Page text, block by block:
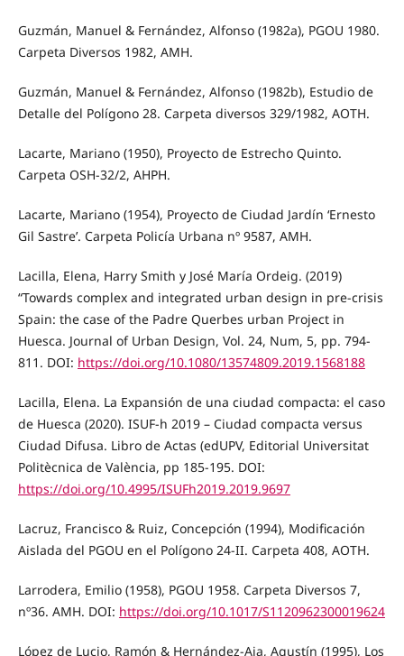
Guzmán, Manuel & Fernández, Alfonso (1982a), PGOU 1980.
Carpeta Diversos 1982, AMH.
Guzmán, Manuel & Fernández, Alfonso (1982b), Estudio de
Detalle del Polígono 28. Carpeta diversos 329/1982, AOTH.
Lacarte, Mariano (1950), Proyecto de Estrecho Quinto.
Carpeta OSH-32/2, AHPH.
Lacarte, Mariano (1954), Proyecto de Ciudad Jardín ‘Ernesto
Gil Sastre’. Carpeta Policía Urbana nº 9587, AMH.
Lacilla, Elena, Harry Smith y José María Ordeig. (2019)
“Towards complex and integrated urban design in pre-crisis
Spain: the case of the Padre Querbes urban Project in
Huesca. Journal of Urban Design, Vol. 24, Num, 5, pp. 794-
811. DOI: https://doi.org/10.1080/13574809.2019.1568188
Lacilla, Elena. La Expansión de una ciudad compacta: el caso
de Huesca (2020). ISUF-h 2019 – Ciudad compacta versus
Ciudad Difusa. Libro de Actas (edUPV, Editorial Universitat
Politècnica de València, pp 185-195. DOI:
https://doi.org/10.4995/ISUFh2019.2019.9697
Lacruz, Francisco & Ruiz, Concepción (1994), Modificación
Aislada del PGOU en el Polígono 24-II. Carpeta 408, AOTH.
Larrodera, Emilio (1958), PGOU 1958. Carpeta Diversos 7,
nº36. AMH. DOI: https://doi.org/10.1017/S1120962300019624
López de Lucio, Ramón & Hernández-Aja, Agustín (1995), Los